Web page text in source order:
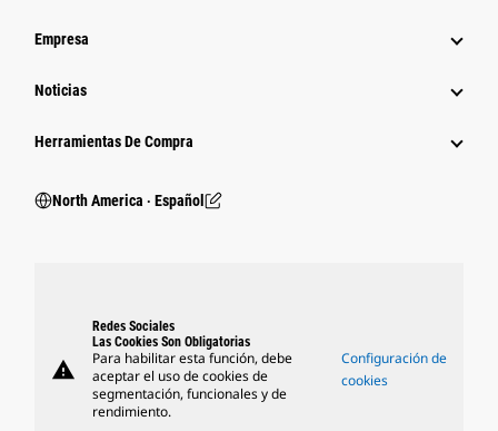
Empresa
Noticias
Herramientas De Compra
North America ‧ Español
warning
Redes Sociales
Las Cookies Son Obligatorias
Para habilitar esta función, debe
aceptar el uso de cookies de
segmentación, funcionales y de
rendimiento.
Configuración de
cookies